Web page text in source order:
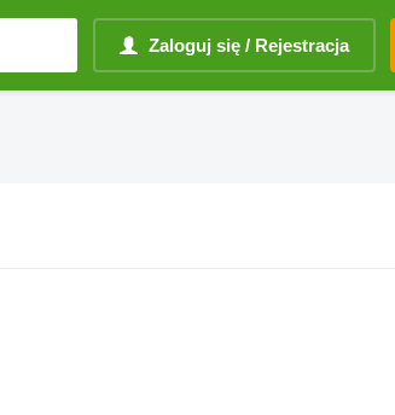
Zaloguj się / Rejestracja